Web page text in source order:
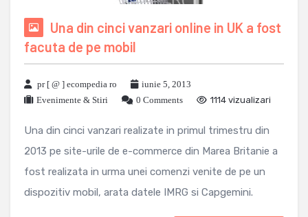
Una din cinci vanzari online in UK a fost
facuta de pe mobil
pr [ @ ] ecompedia ro
iunie 5, 2013
Evenimente & Stiri
0 Comments 1114 vizualizari
Una din cinci vanzari realizate in primul trimestru din
2013 pe site-urile de e-commerce din Marea Britanie a
fost realizata in urma unei comenzi venite de pe un
dispozitiv mobil, arata datele IMRG si Capgemini.